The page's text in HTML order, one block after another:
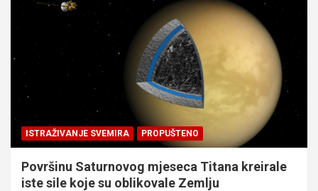
ISTRAŽIVANJE SVEMIRA PROPUŠTENO
Površinu Saturnovog mjeseca Titana kreirale
iste sile koje su oblikovale Zemlju